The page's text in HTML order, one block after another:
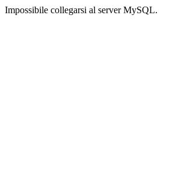
Impossibile collegarsi al server MySQL.